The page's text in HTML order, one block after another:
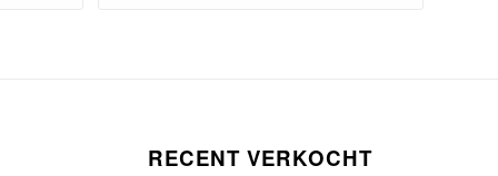
RECENT VERKOCHT